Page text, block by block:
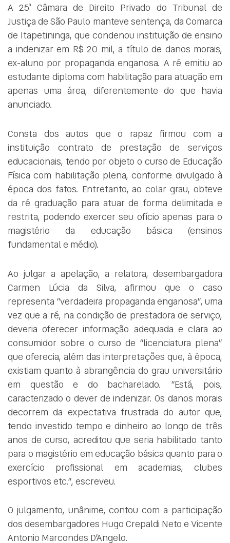
A 25ª Câmara de Direito Privado do Tribunal de
Justiça de São Paulo manteve sentença, da Comarca
de Itapetininga, que condenou instituição de ensino
a indenizar em R$ 20 mil, a título de danos morais,
ex-aluno por propaganda enganosa. A ré emitiu ao
estudante diploma com habilitação para atuação em
apenas uma área, diferentemente do que havia
anunciado.
Consta dos autos que o rapaz firmou com a
instituição contrato de prestação de serviços
educacionais, tendo por objeto o curso de Educação
Física com habilitação plena, conforme divulgado à
época dos fatos. Entretanto, ao colar grau, obteve
da ré graduação para atuar de forma delimitada e
restrita, podendo exercer seu ofício apenas para o
magistério da educação básica (ensinos
fundamental e médio).
Ao julgar a apelação, a relatora, desembargadora
Carmen Lúcia da Silva, afirmou que o caso
representa “verdadeira propaganda enganosa”, uma
vez que a ré, na condição de prestadora de serviço,
deveria oferecer informação adequada e clara ao
consumidor sobre o curso de “licenciatura plena”
que oferecia, além das interpretações que, à época,
existiam quanto à abrangência do grau universitário
em questão e do bacharelado. “Está, pois,
caracterizado o dever de indenizar. Os danos morais
decorrem da expectativa frustrada do autor que,
tendo investido tempo e dinheiro ao longo de três
anos de curso, acreditou que seria habilitado tanto
para o magistério em educação básica quanto para o
exercício profissional em academias, clubes
esportivos etc.”, escreveu.
O julgamento, unânime, contou com a participação
dos desembargadores Hugo Crepaldi Neto e Vicente
Antonio Marcondes D’Angelo.